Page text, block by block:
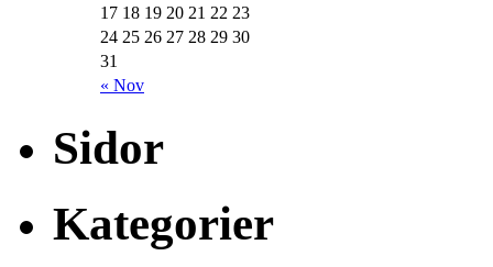
« Nov
17 18 19 20 21 22 23
24 25 26 27 28 29 30
31
Sidor
Kategorier